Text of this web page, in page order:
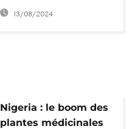
production
13/08/2024
Nigeria : le boom des
plantes médicinales